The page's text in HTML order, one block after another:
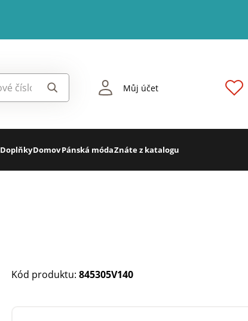
Můj účet
DoplňkyDomovPánská módaZnáte z katalogu
Kód produktu: 845305V140